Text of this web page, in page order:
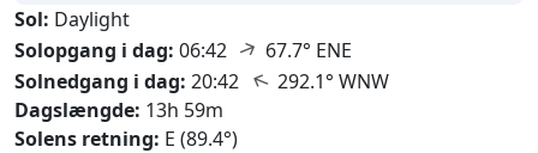
Sol: Daylight
Solopgang i dag: 06:42 ↑ 67.7° ENE
Solnedgang i dag: 20:42 ↑ 292.1° WNW
Dagslængde: 13h 59m
Solens retning: E (89.4°)